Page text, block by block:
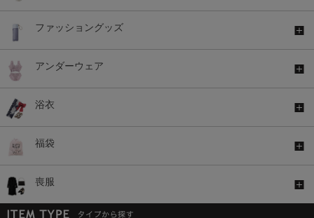
ファッショングッズ
アンダーウェア
浴衣
福袋
喪服